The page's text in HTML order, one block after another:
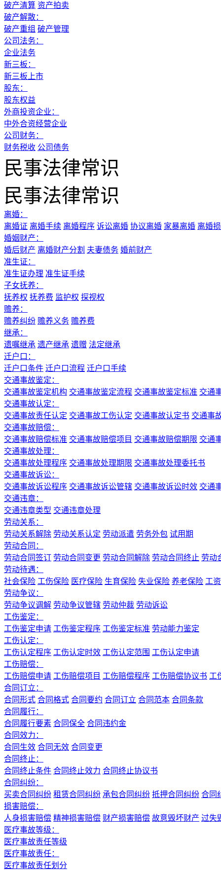
破产清算 资产拍卖
破产解散：
破产重组 破产管理
公司法务：
企业法务
新三板：
新三板上市
股东：
股东权益
外商投资企业：
中外合资经营企业
公司财务：
财务税收 公司债务
民事法律常识
民事法律常识
离婚：
离婚证 离婚手续 离婚程序 诉讼离婚 协议离婚 家暴离婚 离婚
婚姻财产：
婚后财产 离婚财产分割 夫妻债务 婚前财产
准生证：
准生证办理 准生证手续
子女抚养：
抚养权 抚养费 监护权 探视权
赡养：
赡养纠纷 赡养义务 赡养费
继承：
遗嘱继承 遗产继承 遗赠 法定继承
迁户口：
迁户口条件 迁户口流程 迁户口手续
交通事故鉴定：
交通事故鉴定机构 交通事故鉴定流程 交通事故鉴定标准 交通
交通事故认定：
交通事故责任认定 交通事故工伤认定 交通事故认定书 交通事
交通事故赔偿：
交通事故赔偿标准 交通事故赔偿项目 交通事故赔偿期限 交通
交通事故处理：
交通事故处理程序 交通事故处理期限 交通事故处理委托书
交通事故诉讼：
交通事故诉讼程序 交通事故诉讼管辖 交通事故诉讼时效 交通
交通违章：
交通违章类型 交通违章处理
劳动关系：
劳动关系解除 劳动关系认定 劳动派遣 劳务外包 试用期
劳动合同：
劳动合同签订 劳动合同变更 劳动合同解除 劳动合同终止 劳动
劳动待遇：
社会保险 工伤保险 医疗保险 生育保险 失业保险 养老保险 工资
劳动争议：
劳动争议调解 劳动争议管辖 劳动仲裁 劳动诉讼
工伤鉴定：
工伤鉴定申请 工伤鉴定程序 工伤鉴定标准 劳动能力鉴定
工伤认定：
工伤认定程序 工伤认定时效 工伤认定范围 工伤认定申请
工伤赔偿：
工伤赔偿申请 工伤赔偿项目 工伤赔偿程序 工伤赔偿协议书 工
合同订立：
合同形式 合同格式 合同要约 合同订立 合同范本 合同条款
合同履行：
合同履行要素 合同保全 合同违约金
合同效力：
合同生效 合同无效 合同变更
合同终止：
合同终止条件 合同终止效力 合同终止协议书
合同纠纷：
买卖合同纠纷 租赁合同纠纷 承包合同纠纷 抵押合同纠纷 合同
损害赔偿：
人身损害赔偿 精神损害赔偿 财产损害赔偿 故意毁坏财产 过失
医疗事故等级：
医疗事故责任等级
医疗事故责任：
医疗事故责任划分